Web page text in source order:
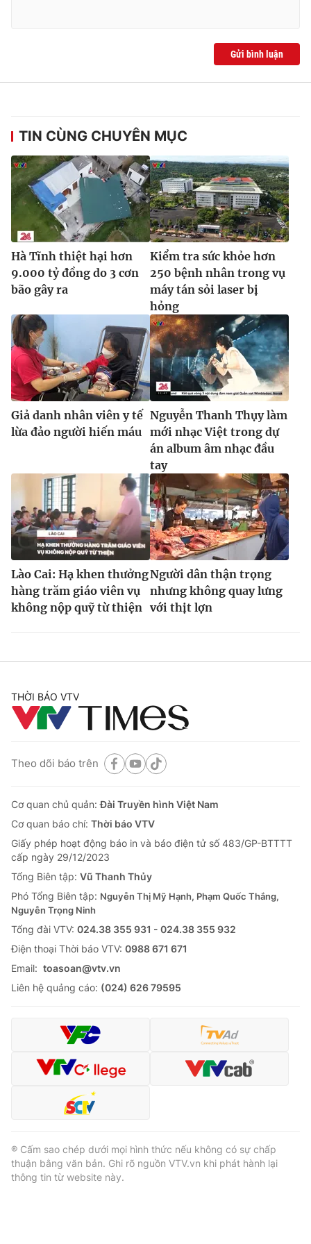
® Cấm sao chép dưới mọi hình thức nếu không có sự chấp
thuận bằng văn bản. Ghi rõ nguồn VTV.vn khi phát hành lại
thông tin từ website này.
Gửi bình luận
TIN CÙNG CHUYÊN MỤC
Hà Tĩnh thiệt hại hơn
9.000 tỷ đồng do 3 cơn
bão gây ra
Kiểm tra sức khỏe hơn
250 bệnh nhân trong vụ
máy tán sỏi laser bị
hỏng
Giả danh nhân viên y tế
lừa đảo người hiến máu
Nguyễn Thanh Thụy làm
mới nhạc Việt trong dự
án album âm nhạc đầu
tay
Lào Cai: Hạ khen thưởng
hàng trăm giáo viên vụ
không nộp quỹ từ thiện
Người dân thận trọng
nhưng không quay lưng
với thịt lợn
THỜI BÁO VTV
Theo dõi báo trên
Cơ quan chủ quản:Đài Truyền hình Việt Nam
Cơ quan báo chí: Thời báo VTV
Giấy phép hoạt động báo in và báo điện tử số 483/GP-BTTTT
cấp ngày 29/12/2023
Tổng Biên tập: Vũ Thanh Thủy
Phó Tổng Biên tập: Nguyễn Thị Mỹ Hạnh, Phạm Quốc Thắng,
Nguyễn Trọng Ninh
Tổng đài VTV: 024.38 355 931 - 024.38 355 932
Ðiện thoại Thời báo VTV: 0988 671 671
Email: toasoan@vtv.vn
Liên hệ quảng cáo: (024) 626 79595
® Cấm sao chép dưới mọi hình thức nếu không có sự chấp
thuận bằng văn bản. Ghi rõ nguồn VTV.vn khi phát hành lại
thông tin từ website này.